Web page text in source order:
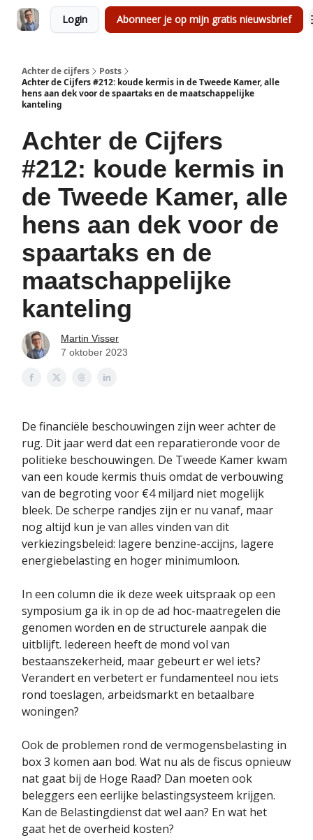
Login Abonneer je op mijn gratis nieuwsbrief
Achter de cijfers
Posts
Achter de Cijfers #212: koude kermis in de Tweede Kamer, alle
hens aan dek voor de spaartaks en de maatschappelijke
kanteling
Achter de Cijfers
#212: koude kermis in
de Tweede Kamer, alle
hens aan dek voor de
spaartaks en de
maatschappelijke
kanteling
Martin Visser
7 oktober 2023
De financiële beschouwingen zijn weer achter de
rug. Dit jaar werd dat een reparatieronde voor de
politieke beschouwingen. De Tweede Kamer kwam
van een koude kermis thuis omdat de verbouwing
van de begroting voor €4 miljard niet mogelijk
bleek. De scherpe randjes zijn er nu vanaf, maar
nog altijd kun je van alles vinden van dit
verkiezingsbeleid: lagere benzine-accijns, lagere
energiebelasting en hoger minimumloon.
In een column die ik deze week uitspraak op een
symposium ga ik in op de ad hoc-maatregelen die
genomen worden en de structurele aanpak die
uitblijft. Iedereen heeft de mond vol van
bestaanszekerheid, maar gebeurt er wel iets?
Verandert en verbetert er fundamenteel nou iets
rond toeslagen, arbeidsmarkt en betaalbare
woningen?
Ook de problemen rond de vermogensbelasting in
box 3 komen aan bod. Wat nu als de fiscus opnieuw
nat gaat bij de Hoge Raad? Dan moeten ook
beleggers een eerlijke belastingsysteem krijgen.
Kan de Belastingdienst dat wel aan? En wat het
gaat het de overheid kosten?